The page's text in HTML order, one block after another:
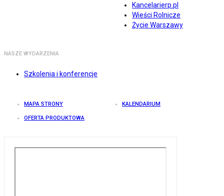
Kancelarierp.pl
Wieści Rolnicze
Życie Warszawy
NASZE WYDARZENIA
Szkolenia i konferencje
MAPA STRONY KALENDARIUM
OFERTA PRODUKTOWA